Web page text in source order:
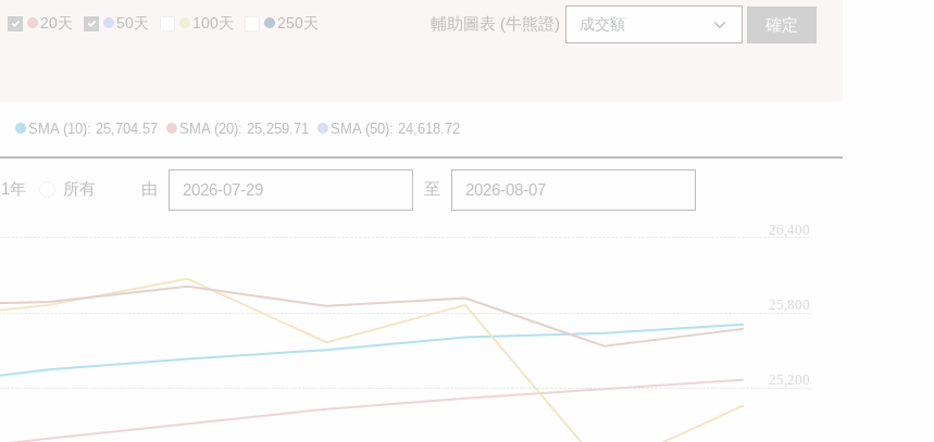
20天 50天 100天 250天 輔助圖表 (牛熊證) 確定
SMA (10): 25,704.57 SMA (20): 25,259.71 SMA (50): 24,618.72
1年 所有 由 至
25,200
25,800
26,400